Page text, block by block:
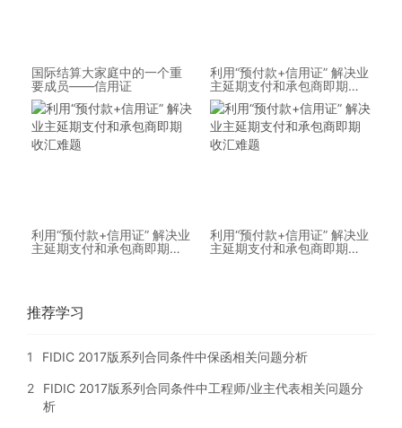
国际结算大家庭中的一个重
要成员——信用证
利用“预付款+信用证” 解决业
主延期支付和承包商即期收
汇难题
利用“预付款+信用证” 解决业
主延期支付和承包商即期收
利用“预付款+信用证” 解决业
主延期支付和承包商即期收
推荐学习
1 FIDIC 2017版系列合同条件中保函相关问题分析
2
FIDIC 2017版系列合同条件中工程师/业主代表相关问题分
析